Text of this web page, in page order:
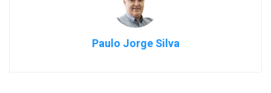
Paulo Jorge Silva